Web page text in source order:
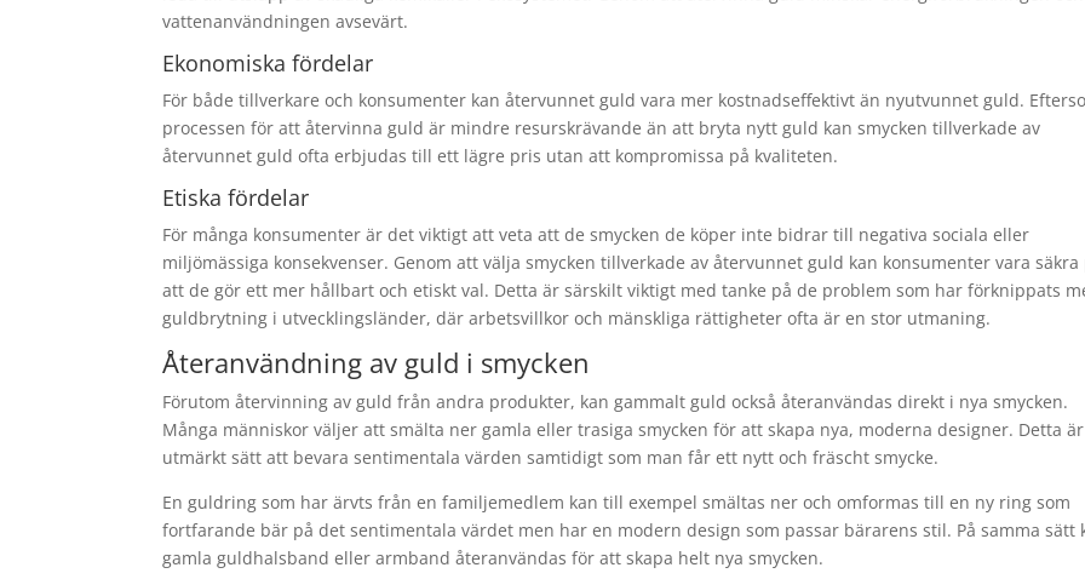
vattenanvändningen avsevärt.
Ekonomiska fördelar
För både tillverkare och konsumenter kan återvunnet guld vara mer kostnadseffektivt än nyutvunnet guld.
processen för att återvinna guld är mindre resurskrävande än att bryta nytt guld kan smycken tillverkade av
återvunnet guld ofta erbjudas till ett lägre pris utan att kompromissa på kvaliteten.
Etiska fördelar
För många konsumenter är det viktigt att veta att de smycken de köper inte bidrar till negativa sociala eller
miljömässiga konsekvenser. Genom att välja smycken tillverkade av återvunnet guld kan konsumenter vara säkra
att de gör ett mer hållbart och etiskt val. Detta är särskilt viktigt med tanke på de problem som har förknippats
guldbrytning i utvecklingsländer, där arbetsvillkor och mänskliga rättigheter ofta är en stor utmaning.
Återanvändning av guld i smycken
Förutom återvinning av guld från andra produkter, kan gammalt guld också återanvändas direkt i nya smycken.
Många människor väljer att smälta ner gamla eller trasiga smycken för att skapa nya, moderna designer. Detta
utmärkt sätt att bevara sentimentala värden samtidigt som man får ett nytt och fräscht smycke.
En guldring som har ärvts från en familjemedlem kan till exempel smältas ner och omformas till en ny ring som
fortfarande bär på det sentimentala värdet men har en modern design som passar bärarens stil. På samma sätt
gamla guldhalsband eller armband återanvändas för att skapa helt nya smycken.